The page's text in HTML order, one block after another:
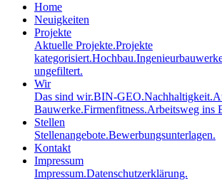
Home
Neuigkeiten
Projekte
Aktuelle Projekte.Projekte
kategorisiert.Hochbau.
ungefiltert.
Wir
Das sind wir.BIN-GEO.Nachhaltigkeit.
Bauwerke.Firmenfitness.Arbeitsweg ins
Stellen
Stellenangebote.Bewerbungsunterlagen.
Kontakt
Impressum
Impressum.Datenschutzerklärung.